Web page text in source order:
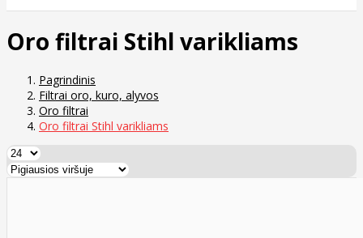
Oro filtrai Stihl varikliams
Pagrindinis
Filtrai oro, kuro, alyvos
Oro filtrai
Oro filtrai Stihl varikliams